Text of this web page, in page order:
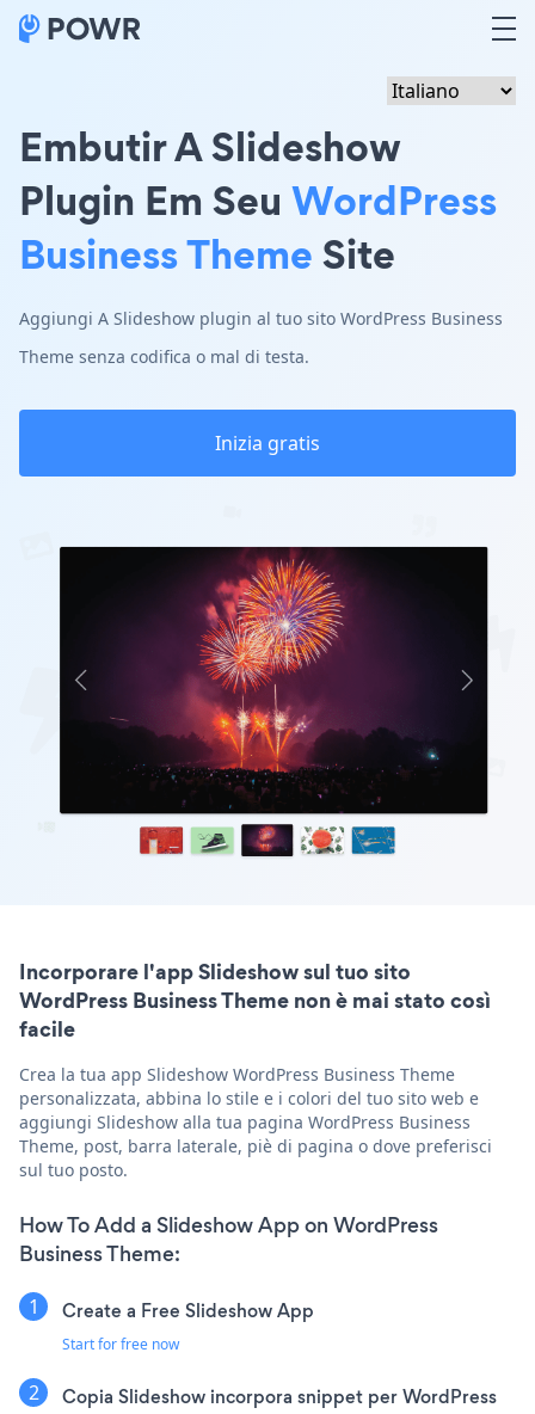
Embutir A Slideshow
Plugin Em Seu WordPress
Business ThemeSite
Aggiungi A Slideshow plugin al tuo sito WordPress Business
Theme senza codifica o mal di testa.
Inizia gratis
Incorporare l'app Slideshow sul tuo sito
WordPress Business Theme non è mai stato così
facile
Crea la tua app Slideshow WordPress Business Theme
personalizzata, abbina lo stile e i colori del tuo sito web e
aggiungi Slideshow alla tua pagina WordPress Business
Theme, post, barra laterale, piè di pagina o dove preferisci
sul tuo posto.
How To Add a Slideshow App on WordPress
Business Theme:
Create a Free Slideshow App
Start for free now
Copia Slideshow incorpora snippet per WordPress